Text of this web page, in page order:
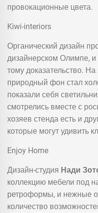
провокационные цвета.
Kiwi-interiors
Органический дизайн
дизайнерском Олимпе,
тому доказательство.
природный фон стал
показали себя
смотрелись вместе с
хозяев стенда есть и
которые могут удивить
Enjoy Home
Дизайн-студия Нади
коллекцию мебели под
ретроформы, и нежные
количество